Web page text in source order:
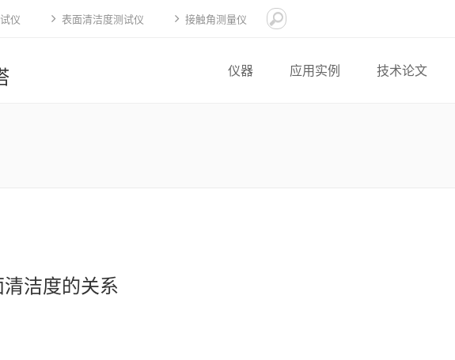
仪 表面清洁度测试仪 接触角测量仪
仪器 应用实例 技术论文
洁度的关系